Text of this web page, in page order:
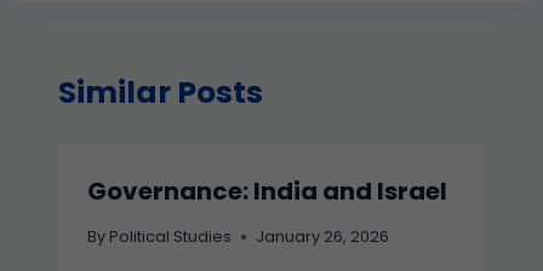
Similar Posts
Governance: India and Israel
By Political Studies January 26, 2026